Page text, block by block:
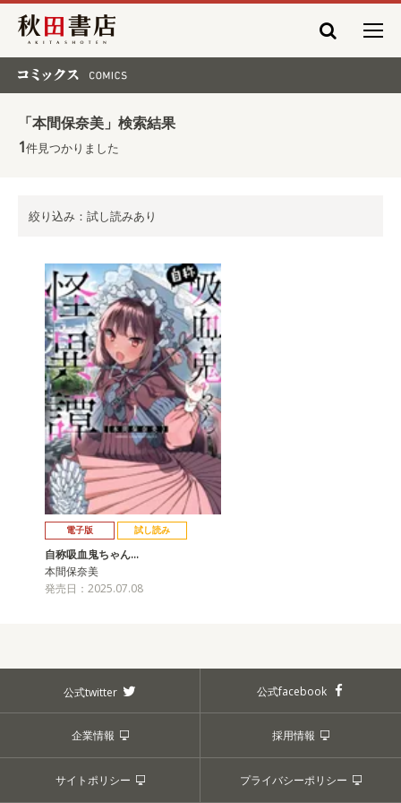
秋田書店
「本間保奈美」検索結果
1件見つかりました
絞り込み：試し読みあり
電子版 試し読み
自称吸血鬼ちゃん…
本間保奈美
発売日：2025.07.08
公式twitter 公式facebook
企業情報 採用情報
サイトポリシー プライバシーポリシー